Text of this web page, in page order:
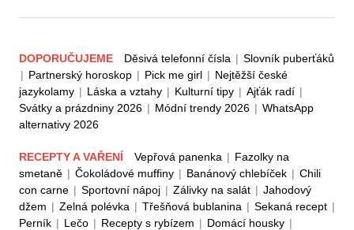
DOPORUČUJEME Děsivá telefonní čísla | Slovník puberťáků
| Partnerský horoskop | Pick me girl | Nejtěžší české
jazykolamy | Láska a vztahy | Kulturní tipy | Ajťák radí |
Svátky a prázdniny 2026 | Módní trendy 2026 | WhatsApp
alternativy 2026
RECEPTY A VAŘENÍ Vepřová panenka | Fazolky na
smetaně | Čokoládové muffiny | Banánový chlebíček | Chili
con carne | Sportovní nápoj | Zálivky na salát | Jahodový
džem | Zelná polévka | Třešňová bublanina | Sekaná recept |
Perník | Lečo | Recepty s rybízem | Domácí housky |